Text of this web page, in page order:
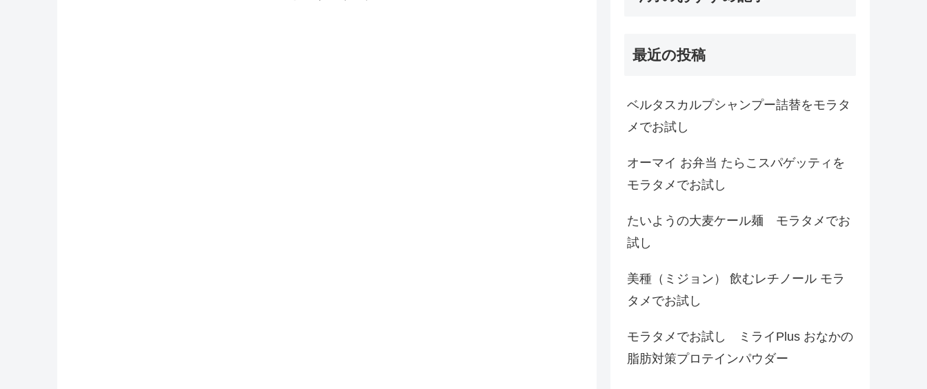
最近の投稿
ベルタスカルプシャンプー詰替をモラタ
メでお試し
オーマイ お弁当 たらこスパゲッティを
モラタメでお試し
たいようの大麦ケール麺 モラタメでお
試し
美種（ミジョン） 飲むレチノール モラ
タメでお試し
モラタメでお試し ミライPlus おなかの
脂肪対策プロテインパウダー